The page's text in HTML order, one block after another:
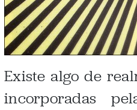
Existe algo de
incorporadas